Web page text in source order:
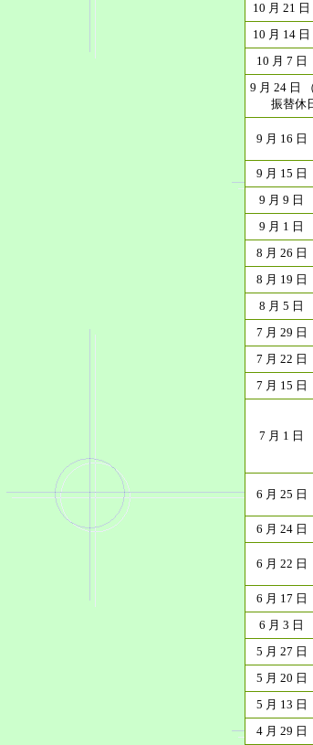
10 月 21 日
10 月 14 日
10 月 7 日
9 月 24 日
振替休
9 月 16 日
9 月 15 日
9 月 9 日
9 月 1 日
8 月 26 日
8 月 19 日
8 月 5 日
7 月 29 日
7 月 22 日
7 月 15 日
7 月 1 日
6 月 25 日
6 月 24 日
6 月 22 日
6 月 17 日
6 月 3 日
5 月 27 日
5 月 20 日
5 月 13 日
4 月 29 日